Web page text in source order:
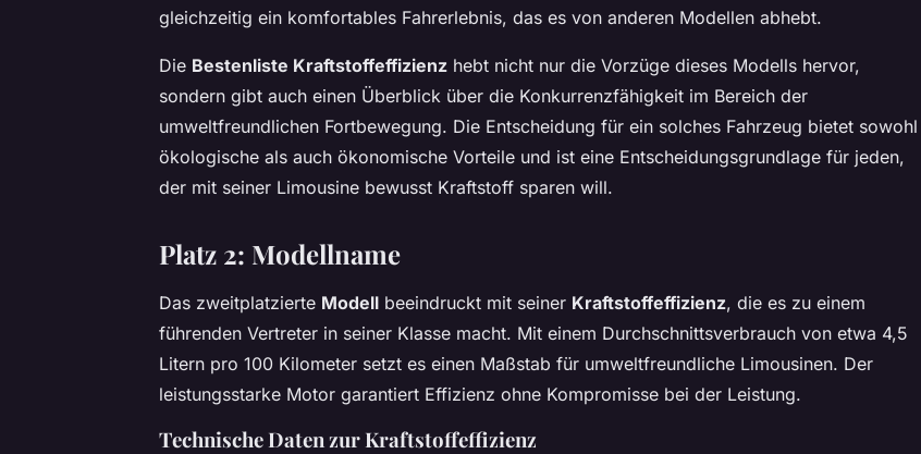
gleichzeitig ein komfortables Fahrerlebnis, das es von anderen Modellen abhebt.
Die Bestenliste Kraftstoffeffizienz hebt nicht nur die Vorzüge dieses Modells hervor,
sondern gibt auch einen Überblick über die Konkurrenzfähigkeit im Bereich der
umweltfreundlichen Fortbewegung. Die Entscheidung für ein solches Fahrzeug bietet sowohl
ökologische als auch ökonomische Vorteile und ist eine Entscheidungsgrundlage für jeden,
der mit seiner Limousine bewusst Kraftstoff sparen will.
Platz 2: Modellname
Das zweitplatzierte Modell beeindruckt mit seiner Kraftstoffeffizienz, die es zu einem
führenden Vertreter in seiner Klasse macht. Mit einem Durchschnittsverbrauch von etwa 4,5
Litern pro 100 Kilometer setzt es einen Maßstab für umweltfreundliche Limousinen. Der
leistungsstarke Motor garantiert Effizienz ohne Kompromisse bei der Leistung.
Technische Daten zur Kraftstoffeffizienz